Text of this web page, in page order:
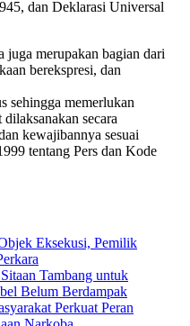
dan Deklarasi Universal
juga merupakan bagian dari
berekspresi, dan
sehingga memerlukan
secara
kewajibannya sesuai
tentang Pers dan Kode
Eksekusi, Pemilik
Tambang untuk
Belum Berdampak
Perkuat Peran